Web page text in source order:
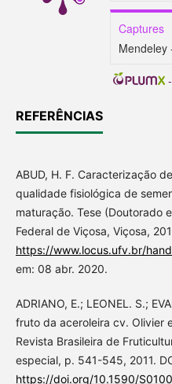
Captures
Mendeley
-
REFERÊNCIAS
ABUD, H. F. Caracterização
qualidade fisiológica de
maturação. Tese (Doutorado
Federal de Viçosa, Viçosa,
https://www.locus.ufv.br/
em: 08 abr. 2020.
ADRIANO, E.; LEONEL. S.;
fruto da aceroleira cv. Olivier
Revista Brasileira de
especial, p. 541-545, 2011.
https://doi.org/10.1590/